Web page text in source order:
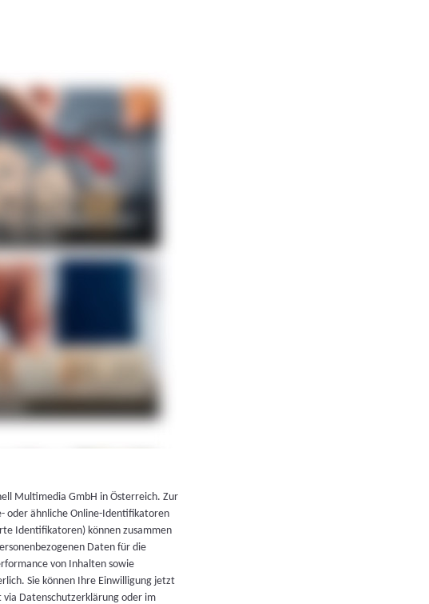
Multimedia GmbH in Österreich. Zur
oder ähnliche Online-Identifikatoren
Identifikatoren) können zusammen
Daten für die
von Inhalten sowie
Sie können Ihre Einwilligung jetzt
via Datenschutzerklärung oder im